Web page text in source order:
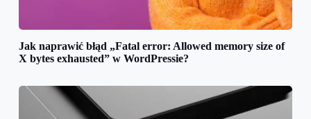
Jak naprawić błąd „Fatal error: Allowed memory size of
X bytes exhausted” w WordPressie?